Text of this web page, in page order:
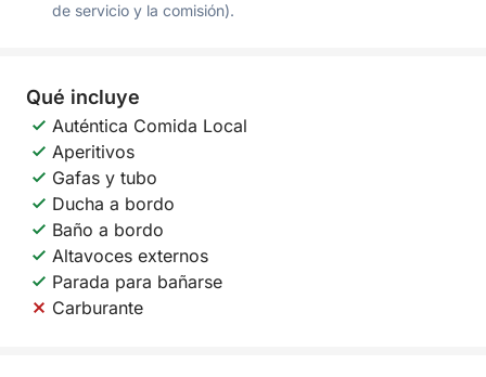
de servicio y la comisión).
Qué incluye
Auténtica Comida Local
Aperitivos
Gafas y tubo
Ducha a bordo
Baño a bordo
Altavoces externos
Parada para bañarse
Carburante